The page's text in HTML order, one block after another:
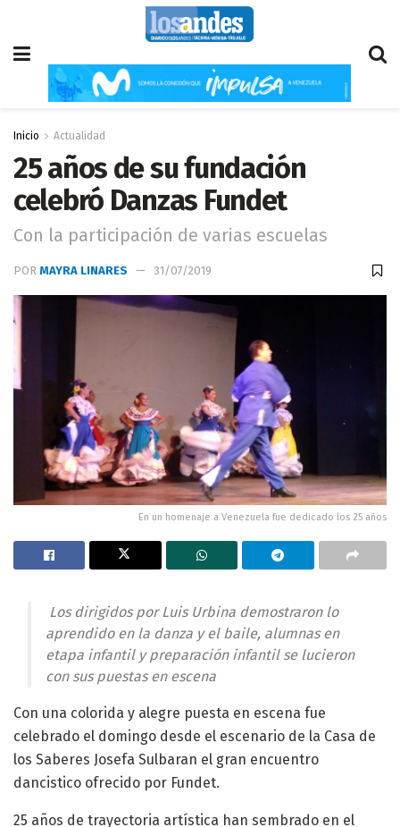
Inicio Actualidad
25 años de su fundación
celebró Danzas Fundet
Con la participación de varias escuelas
POR MAYRA LINARES 31/07/2019
En un homenaje a Venezuela fue dedicado los 25 años
Los dirigidos por Luis Urbina demostraron lo
aprendido en la danza y el baile, alumnas en
etapa infantil y preparación infantil se lucieron
con sus puestas en escena
Con una colorida y alegre puesta en escena fue
celebrado el domingo desde el escenario de la Casa de
los Saberes Josefa Sulbaran el gran encuentro
dancistico ofrecido por Fundet.
25 años de trayectoria artística han sembrado en el